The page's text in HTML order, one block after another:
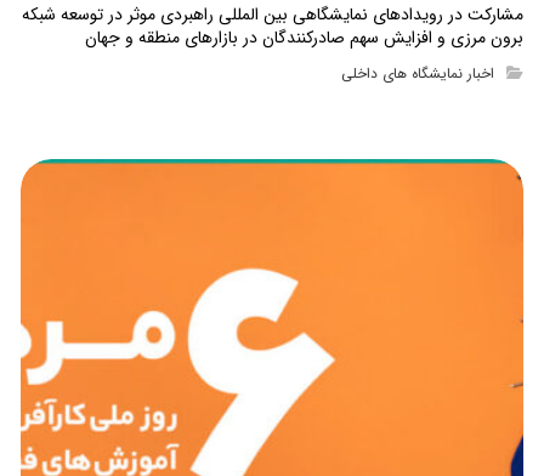
مشارکت در رویدادهای نمایشگاهی بین المللی راهبردی موثر در توسعه شبکه
برون مرزی و افزایش سهم صادرکنندگان در بازارهای منطقه و جهان
اخبار نمایشگاه های داخلی